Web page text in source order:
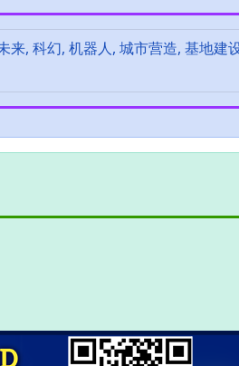
, 科幻, 机器人, 城市营造, 基地建